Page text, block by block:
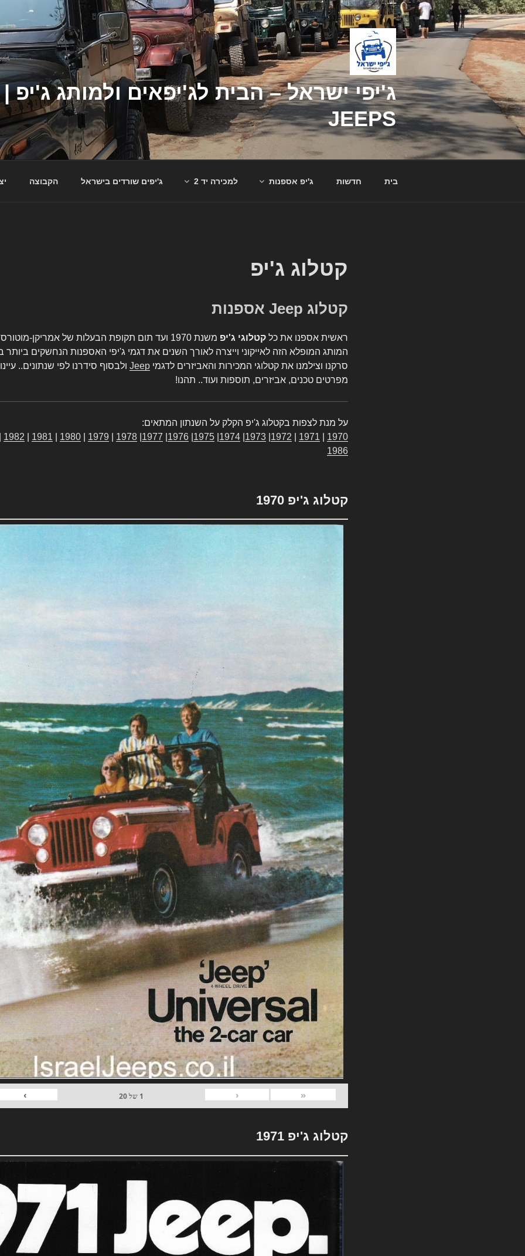
דילוג
לתוכן
JEEPS
בית חדשות ג'יפ אספנות למכירה יד 2 ג'יפים שורדים בישראל הקבוצה
קטלוג ג'יפ
קטלוג Jeep אספנות
ראשית אספנו את כל קטלוגי ג'יפ
משנת 1970 ועד תום תקופת הבעלות של אמריקן-
המותג המופלא הזה לאייקוני וייצרה לאורך השנים את דגמי ג'יפי האספנות הנחשקים
סרקנו וצילמנו את קטלוגי המכירות והאביזרים לדגמי Jeep ולבסוף סידרנו לפי שנתונים..
מפרטים טכנים, אביזרים, תוספות ועוד.. תהנו!
על מנת לצפות בקטלוג ג'יפ הקלק על השנתון המתאים:
1970
1971
1972
1973
1974
1975
1976
1977
1978
1979
1980
1981
1982
1986
קטלוג ג'יפ 1970
«
‹
1 של20
›
קטלוג ג'יפ 1971